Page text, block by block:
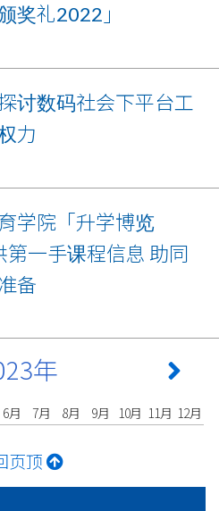
奖礼2022」
讨数码社会下平台工
力
学院「升学博览
第一手课程信息 助同
备
年
6月 7月 8月 9月 10月 11月 12月
页顶